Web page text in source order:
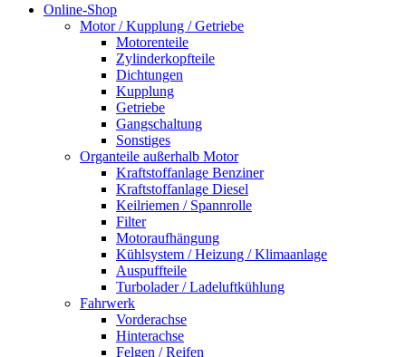
Online-Shop
Motor / Kupplung / Getriebe
Motorenteile
Zylinderkopfteile
Dichtungen
Kupplung
Getriebe
Gangschaltung
Sonstiges
Organteile außerhalb Motor
Kraftstoffanlage Benziner
Kraftstoffanlage Diesel
Keilriemen / Spannrolle
Filter
Motoraufhängung
Kühlsystem / Heizung / Klimaanlage
Auspuffteile
Turbolader / Ladeluftkühlung
Fahrwerk
Vorderachse
Hinterachse
Felgen / Reifen